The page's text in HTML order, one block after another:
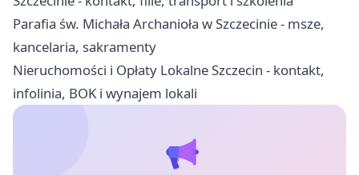
Parafia św. Michała Archanioła w Szczecinie - msze,
kancelaria, sakramenty
Nieruchomości i Opłaty Lokalne Szczecin - kontakt,
infolinia, BOK i wynajem lokali